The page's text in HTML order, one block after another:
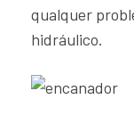
qualquer
hidráulico.